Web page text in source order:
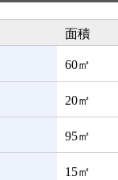
面積
60㎡
20㎡
95㎡
15㎡